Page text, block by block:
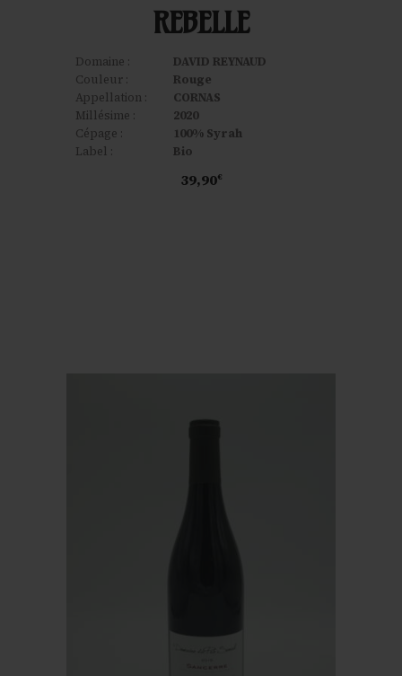
REBELLE
Domaine :
DAVID REYNAUD
Couleur :
Rouge
Appellation :
CORNAS
Millésime :
2020
Cépage :
100% Syrah
Label :
Bio
39,90€